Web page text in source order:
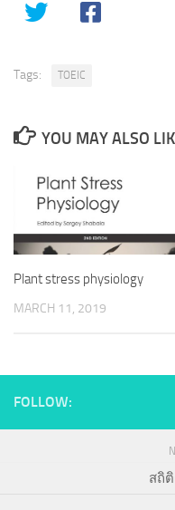
Tags: TOEIC
YOU MAY ALSO
Plant stress physiology
MARCH 11, 2019
FOLLOW:
สถิ